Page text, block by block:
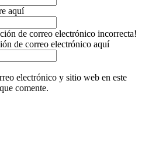
aquí
de correo electrónico incorrecta!
de correo electrónico aquí
electrónico y sitio web en este
comente.